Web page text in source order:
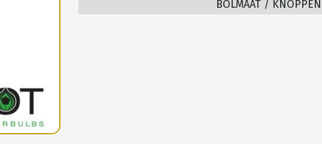
BOLMAAT / KNOPPEN